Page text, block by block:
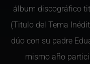
álbum discográfico
(Titulo del Tema
dúo con su padre
mismo año